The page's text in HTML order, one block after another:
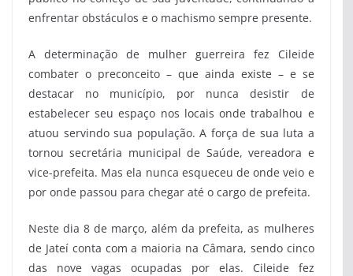
enfrentar obstáculos e o machismo sempre presente.
A determinação de mulher guerreira fez Cileide
combater o preconceito – que ainda existe – e se
destacar no município, por nunca desistir de
estabelecer seu espaço nos locais onde trabalhou e
atuou servindo sua população. A força de sua luta a
tornou secretária municipal de Saúde, vereadora e
vice-prefeita. Mas ela nunca esqueceu de onde veio e
por onde passou para chegar até o cargo de prefeita.
Neste dia 8 de março, além da prefeita, as mulheres
de Jateí conta com a maioria na Câmara, sendo cinco
das nove vagas ocupadas por elas. Cileide fez